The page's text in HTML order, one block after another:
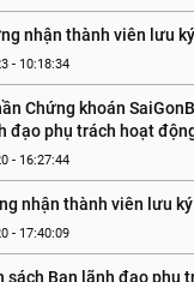
nhận thành viên lưu
- 10:18:34
Chứng khoán
đạo phụ trách hoạt
- 16:27:44
nhận thành viên lưu
- 17:40:09
sách Ban lãnh đạo phụ